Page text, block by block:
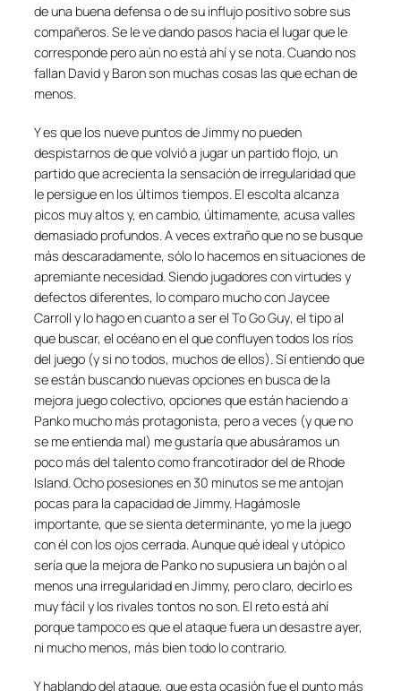
de una buena defensa o de su influjo positivo sobre sus
compañeros. Se le ve dando pasos hacia el lugar que le
corresponde pero aún no está ahí y se nota. Cuando nos
fallan David y Baron son muchas cosas las que echan de
menos.
Y es que los nueve puntos de Jimmy no pueden
despistarnos de que volvió a jugar un partido flojo, un
partido que acrecienta la sensación de irregularidad que
le persigue en los últimos tiempos. El escolta alcanza
picos muy altos y, en cambio, últimamente, acusa valles
demasiado profundos. A veces extraño que no se busque
más descaradamente, sólo lo hacemos en situaciones de
apremiante necesidad. Siendo jugadores con virtudes y
defectos diferentes, lo comparo mucho con Jaycee
Carroll y lo hago en cuanto a ser el To Go Guy, el tipo al
que buscar, el océano en el que confluyen todos los ríos
del juego (y si no todos, muchos de ellos). Sí entiendo que
se están buscando nuevas opciones en busca de la
mejora juego colectivo, opciones que están haciendo a
Panko mucho más protagonista, pero a veces (y que no
se me entienda mal) me gustaría que abusáramos un
poco más del talento como francotirador del de Rhode
Island. Ocho posesiones en 30 minutos se me antojan
pocas para la capacidad de Jimmy. Hagámosle
importante, que se sienta determinante, yo me la juego
con él con los ojos cerrada. Aunque qué ideal y utópico
sería que la mejora de Panko no supusiera un bajón o al
menos una irregularidad en Jimmy, pero claro, decirlo es
muy fácil y los rivales tontos no son. El reto está ahí
porque tampoco es que el ataque fuera un desastre ayer,
ni mucho menos, más bien todo lo contrario.
Y hablando del ataque, que esta ocasión fue el punto más